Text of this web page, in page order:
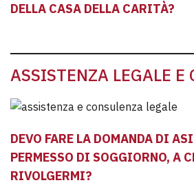
DELLA CASA DELLA CARITÀ?
ASSISTENZA LEGALE E
DEVO FARE LA DOMANDA DI
PERMESSO DI SOGGIORNO, A
RIVOLGERMI?